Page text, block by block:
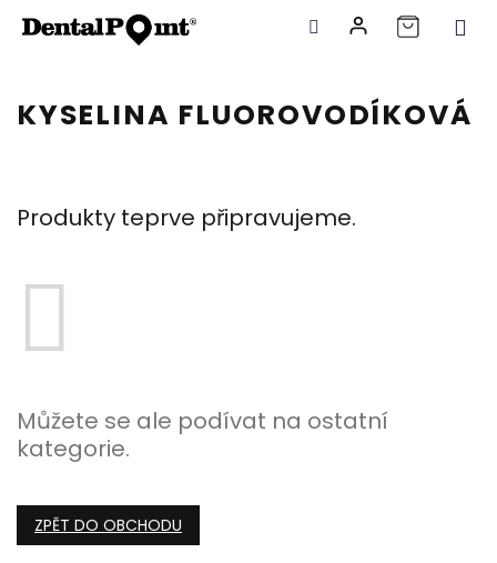
obsah
KYSELINA FLUOROVODÍKOVÁ
Produkty teprve připravujeme.
Můžete se ale podívat na ostatní
kategorie.
ZPĚT DO OBCHODU